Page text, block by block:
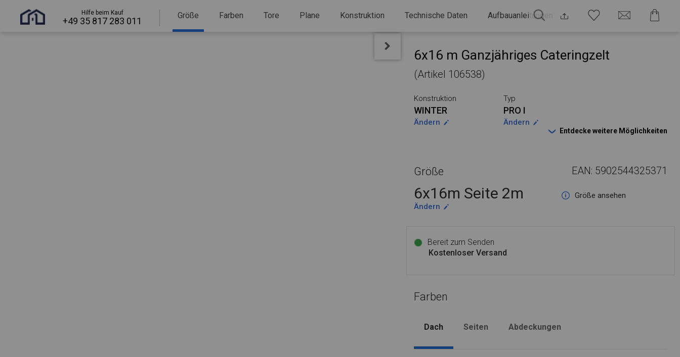
Hilfe beim Kauf
+49 35 817 283 011
Größe Farben Tore Plane Konstruktion Technische Daten Aufbauanleitungen
6x16 m Ganzjähriges Cateringzelt
(Artikel 106538)
Konstruktion
WINTER
Ändern
Typ
PRO I
Ändern
Entdecke weitere Möglichkeiten
Größe EAN: 5902544325371
6x16m Seite 2m
Größe ansehen
Ändern
Bereit zum Senden
Kostenloser Versand
Farben
Dach Seiten Abdeckungen